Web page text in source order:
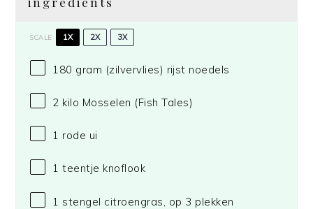
SCALE 1X 2X 3X
180 gram (zilvervlies) rijst noedels
2 kilo Mosselen (Fish Tales)
1 rode ui
1 teentje knoflook
1 stengel citroengras, op 3 plekken